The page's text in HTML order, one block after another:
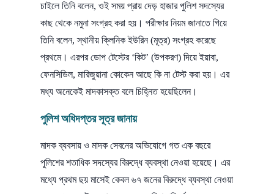
চাইলে তিনি বলেন, ওই সময় প্রায় দেড় হাজার পুলিশ সদস্যের
কাছ থেকে নমুনা সংগ্রহ করা হয়। পরীক্ষার নিয়ম জানাতে গিয়ে
তিনি বলেন, স্থানীয় ক্লিনিক ইউরিন (মূত্র) সংগ্রহ করেছে
প্রথমে। এরপর ডোপ টেস্টের ‘কিট’ (উপকরণ) দিয়ে ইয়াবা,
ফেনসিডিল, মারিজুয়ানা কোকেন আছে কি না টেস্ট করা হয়। এর
মধ্য অনেকেই মাদকাসক্ত বলে চিহ্নিত হয়েছিলেন।
পুলিশ অধিদপ্তর সূত্র জানায়
মাদক ব্যবসায় ও মাদক সেবনের অভিযোগে গত এক বছরে
পুলিশের শতাধিক সদস্যের বিরুদ্ধে ব্যবস্থা নেওয়া হয়েছে। এর
মধ্যে প্রথম ছয় মাসেই কেবল ৬৭ জনের বিরুদ্ধে ব্যবস্থা নেওয়া